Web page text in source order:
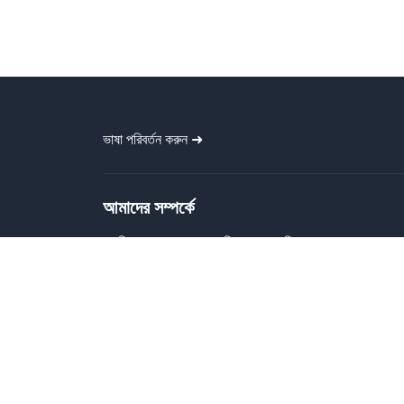
ভাষা পরিবর্তন করুন ➜
আমাদের সম্পর্কে
গ্রাফিক বাংলা প্রত্যেককে বিনামূল্যে গ্রাফিক